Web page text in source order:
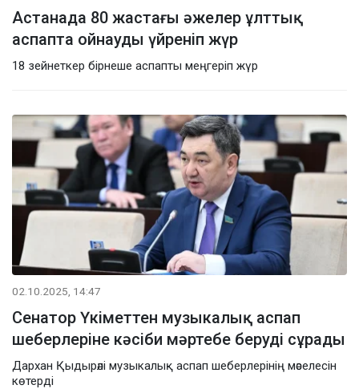
Астанада 80 жастағы әжелер ұлттық
аспапта ойнауды үйреніп жүр
18 зейнеткер бірнеше аспапты меңгеріп жүр
02.10.2025, 14:47
Сенатор Үкіметтен музыкалық аспап
шеберлеріне кәсіби мәртебе беруді сұрады
Дархан Қыдырәлі музыкалық аспап шеберлерінің мәселесін
көтерді